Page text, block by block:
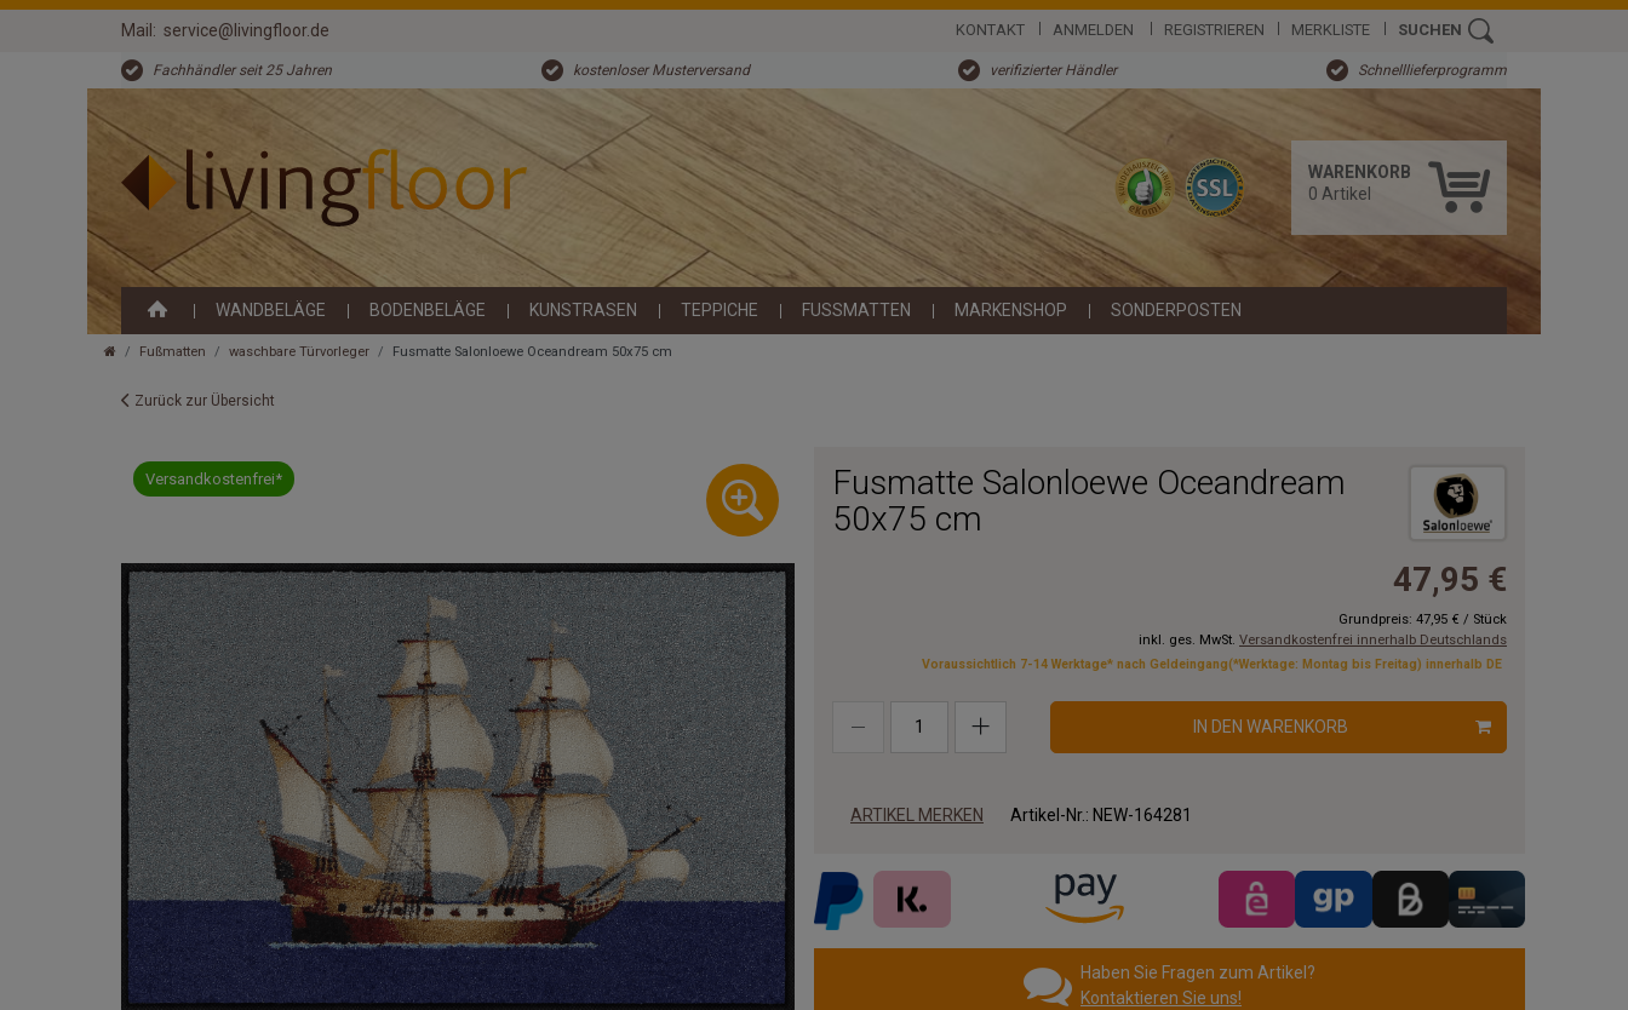
Mail: service@livingfloor.de KONTAKT ANMELDEN REGISTRIEREN MERKLISTE SUCHEN
Fachhändler seit 25 Jahren kostenloser Musterversand verifizierter Händler Schnelllieferprogramm
WARENKORB
0 Artikel
WANDBELÄGE BODENBELÄGE KUNSTRASEN TEPPICHE FUSSMATTEN MARKENSHOP SONDERPOSTEN
Fußmatten waschbare Türvorleger Fusmatte Salonloewe Oceandream 50x75 cm
Zurück zur Übersicht
Versandkostenfrei*
Fusmatte Salonloewe Oceandream
50x75 cm
47,95 €
Grundpreis: 47,95 € / Stück
inkl. ges. MwSt. Versandkostenfrei innerhalb Deutschlands
Voraussichtlich 7-14 Werktage* nach Geldeingang(*Werktage: Montag bis Freitag) innerhalb DE
IN DEN WARENKORB
ARTIKEL MERKEN Artikel-Nr.: NEW-164281
Haben Sie Fragen zum Artikel?
Kontaktieren Sie uns!